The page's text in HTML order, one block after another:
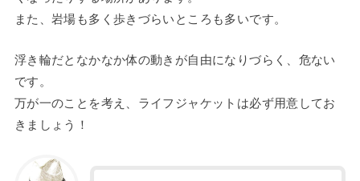
また、岩場も多く歩きづらいところも多いです。
浮き輪だとなかなか体の動きが自由になりづらく、危ない
です。
万が一のことを考え、ライフジャケットは必ず用意してお
きましょう！